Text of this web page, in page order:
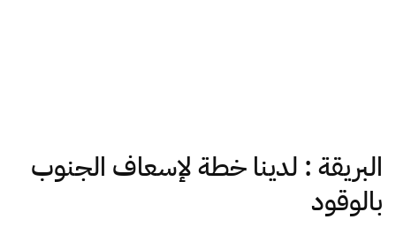
البريقة : لدينا خطة لإسعاف الجنوب
بالوقود